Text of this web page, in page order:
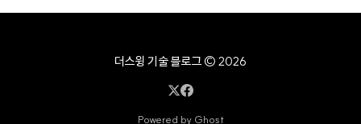
더스윙 기술 블로그© 2026
Powered by Ghost